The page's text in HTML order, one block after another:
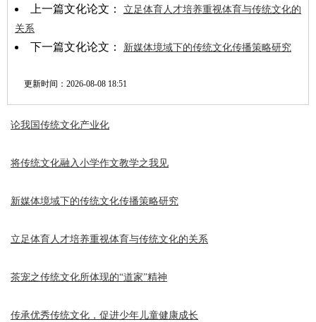
上一篇文化论文：
立足体育人才培养重视体育与传统文化的
关系
下一篇文化论文： 新媒体境域下的传统文化传播策略研究
更新时间： 2026-08-08 18:51
论我国传统文化产业化
将传统文化融入小学作文教学之我见
新媒体境域下的传统文化传播策略研究
立足体育人才培养重视体育与传统文化的关系
茶宠之传统文化所体现的“道家”精神
传承优秀传统文化，促进少年儿童健康成长